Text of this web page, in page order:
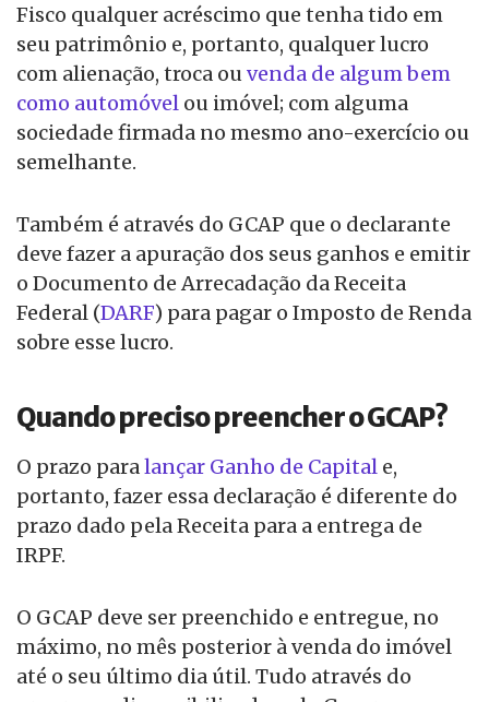
Fisco qualquer acréscimo que tenha tido em
seu patrimônio e, portanto, qualquer lucro
com alienação, troca ouvenda de algum bem
como automóvel ou imóvel; com alguma
sociedade firmada no mesmo ano-exercício ou
semelhante.
Também é através do GCAP que o declarante
deve fazer a apuração dos seus ganhos e emitir
o Documento de Arrecadação da Receita
Federal (DARF) para pagar o Imposto de Renda
sobre esse lucro.
Quando preciso preencher o GCAP?
O prazo paralançar Ganho de Capital e,
portanto, fazer essa declaração é diferente do
prazo dado pela Receita para a entrega de
IRPF.
O GCAP deve ser preenchido e entregue, no
máximo, no mês posterior à venda do imóvel
até o seu último dia útil. Tudo através do